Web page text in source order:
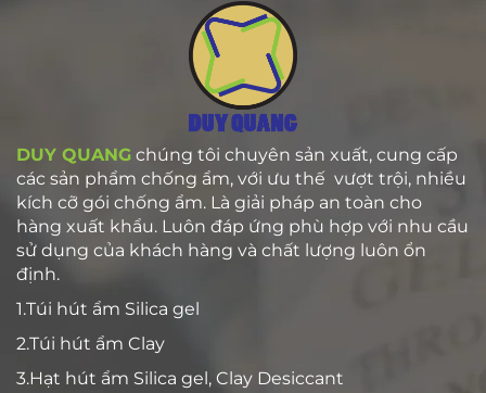
DUY QUANG chúng tôi chuyên sản xuất, cung cấp
các sản phẩm chống ẩm, với ưu thế vượt trội, nhiều
kích cỡ gói chống ẩm. Là giải pháp an toàn cho
hàng xuất khẩu. Luôn đáp ứng phù hợp với nhu cầu
sử dụng của khách hàng và chất lượng luôn ổn
định.
1.Túi hút ẩm Silica gel
2.Túi hút ẩm Clay
3.Hạt hút ẩm Silica gel, Clay Desiccant